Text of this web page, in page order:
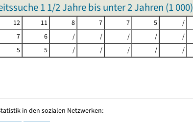
1 1/2 Jahre bis unter 2 Jahren (1 000)
12 11 8 7 7 5 /
7 6 / / / / /
5 5 / / / / /
in den sozialen Netzwerken: